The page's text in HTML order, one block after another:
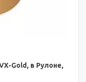
Gold, в Рулоне,